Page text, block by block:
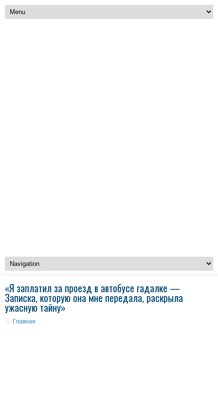
«Я заплатил за проезд в автобусе гадалке —
Записка, которую она мне передала, раскрыла
ужасную тайну»
Главная